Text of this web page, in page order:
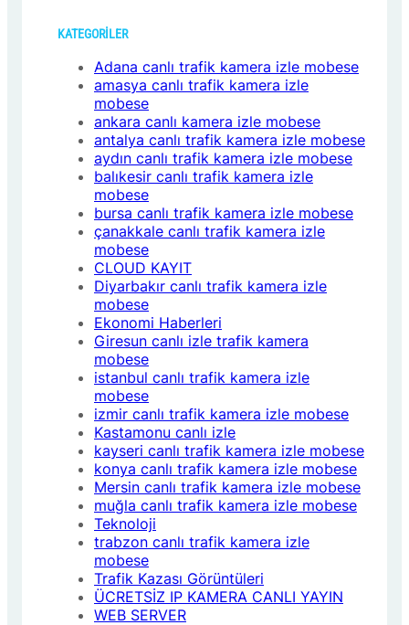
KATEGORİLER
Adana canlı trafik kamera izle mobese
amasya canlı trafik kamera izle
mobese
ankara canlı kamera izle mobese
antalya canlı trafik kamera izle mobese
aydın canlı trafik kamera izle mobese
balıkesir canlı trafik kamera izle
mobese
bursa canlı trafik kamera izle mobese
çanakkale canlı trafik kamera izle
mobese
CLOUD KAYIT
Diyarbakır canlı trafik kamera izle
mobese
Ekonomi Haberleri
Giresun canlı izle trafik kamera
mobese
istanbul canlı trafik kamera izle
mobese
izmir canlı trafik kamera izle mobese
Kastamonu canlı izle
kayseri canlı trafik kamera izle mobese
konya canlı trafik kamera izle mobese
Mersin canlı trafik kamera izle mobese
muğla canlı trafik kamera izle mobese
Teknoloji
trabzon canlı trafik kamera izle
mobese
Trafik Kazası Görüntüleri
ÜCRETSİZ IP KAMERA CANLI YAYIN
WEB SERVER